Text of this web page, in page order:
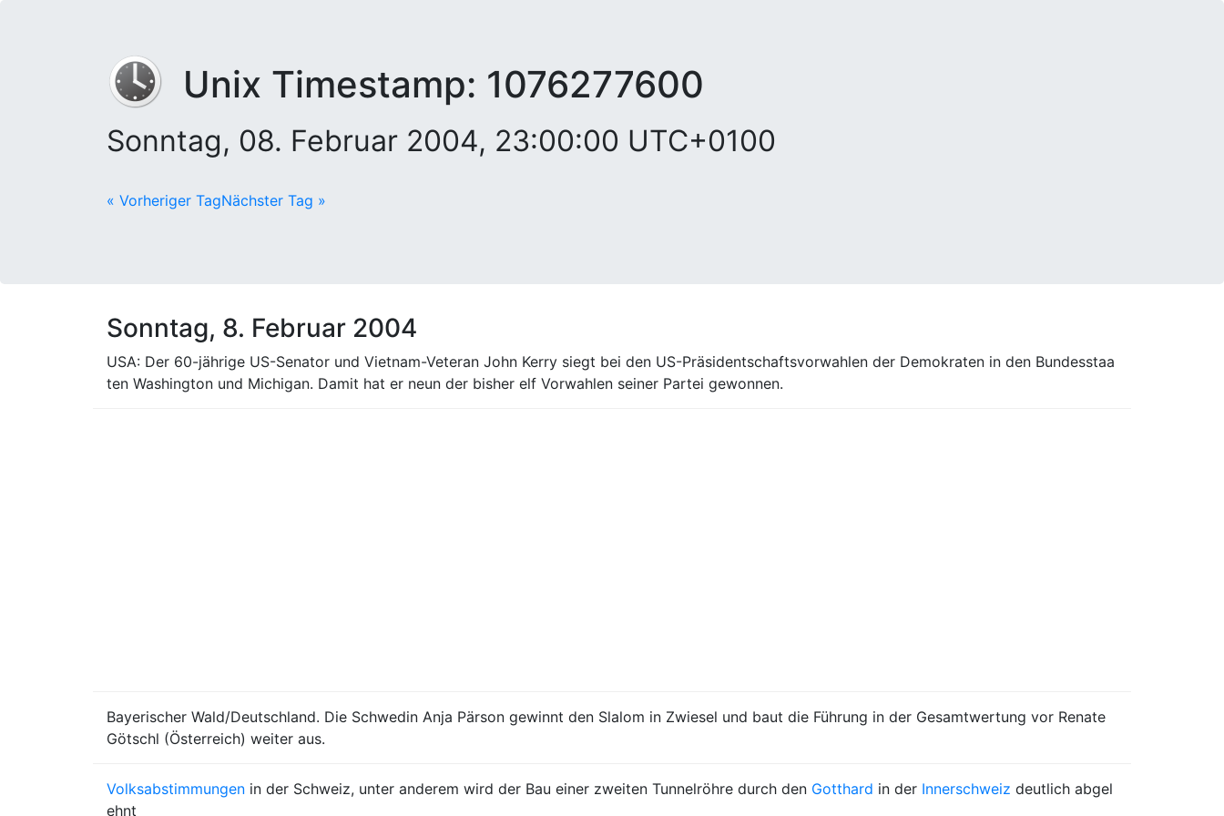
Unix Timestamp: 1076277600
Sonntag, 08. Februar 2004, 23:00:00 UTC+0100
« Vorheriger TagNächster Tag »
Sonntag, 8. Februar 2004
USA: Der 60-jährige US-Senator und Vietnam-Veteran John Kerry siegt bei den US-Präsidentschaftsvorwahlen der Demokraten in den Bundesstaa
ten Washington und Michigan. Damit hat er neun der bisher elf Vorwahlen seiner Partei gewonnen.
Bayerischer Wald/Deutschland. Die Schwedin Anja Pärson gewinnt den Slalom in Zwiesel und baut die Führung in der Gesamtwertung vor Renate
Götschl (Österreich) weiter aus.
Volksabstimmungen in der Schweiz, unter anderem wird der Bau einer zweiten Tunnelröhre durch den Gotthard in der Innerschweiz deutlich abgel
ehnt